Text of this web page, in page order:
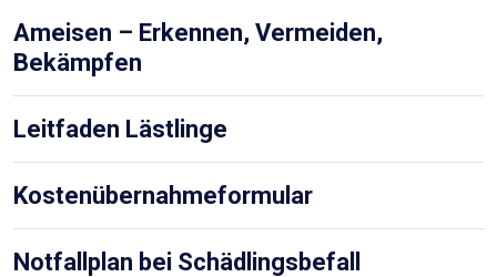
Ameisen – Erkennen, Vermeiden,
Bekämpfen
Leitfaden Lästlinge
Kostenübernahmeformular
Notfallplan bei Schädlingsbefall